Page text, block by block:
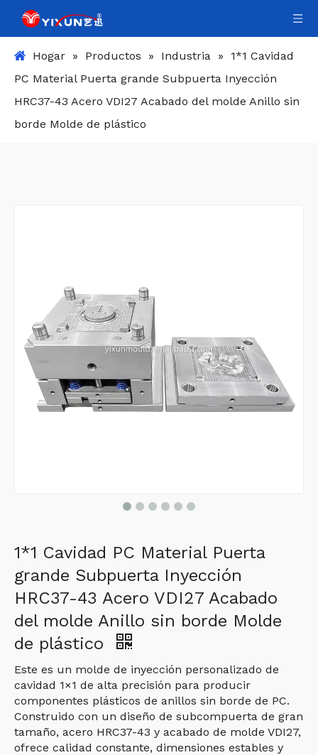
Hogar » Productos » Industria »
1*1 Cavidad
PC Material Puerta grande Subpuerta Inyección
HRC37-43 Acero VDI27 Acabado del molde Anillo sin
borde Molde de plástico
1*1 Cavidad PC Material Puerta
grande Subpuerta Inyección
HRC37-43 Acero VDI27 Acabado
del molde Anillo sin borde Molde
de plástico
Este es un molde de inyección personalizado de
cavidad 1×1 de alta precisión para producir
componentes plásticos de anillos sin borde de PC.
Construido con un diseño de subcompuerta de gran
tamaño, acero HRC37-43 y acabado de molde VDI27,
ofrece calidad constante, dimensiones estables y